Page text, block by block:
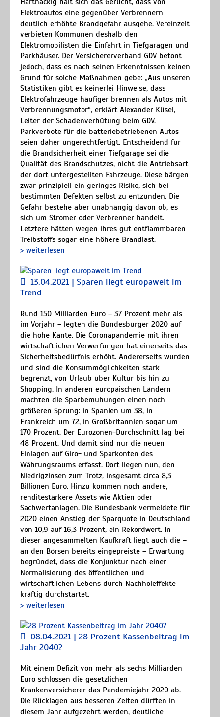
Hartnäckig hält sich das Gerücht, dass von
Elektroautos eine gegenüber Verbrennern
deutlich erhöhte Brandgefahr ausgehe. Vereinzelt
verbieten Kommunen deshalb den
Elektromobilisten die Einfahrt in Tiefgaragen und
Parkhäuser. Der Versichererverband GDV betont
jedoch, dass es nach seinen Erkenntnissen keinen
Grund für solche Maßnahmen gebe: „Aus unseren
Statistiken gibt es keinerlei Hinweise, dass
Elektrofahrzeuge häufiger brennen als Autos mit
Verbrennungsmotor“, erklärt Alexander Küsel,
Leiter der Schadenverhütung beim GDV.
Parkverbote für die batteriebetriebenen Autos
seien daher ungerechtfertigt. Entscheidend für
die Brandsicherheit einer Tiefgarage sei die
Qualität des Brandschutzes, nicht die Antriebsart
der dort untergestellten Fahrzeuge. Diese bärgen
zwar prinzipiell ein geringes Risiko, sich bei
bestimmten Defekten selbst zu entzünden. Die
Gefahr bestehe aber unabhängig davon ob, es
sich um Stromer oder Verbrenner handelt.
Letztere hätten wegen ihres gut entflammbaren
Treibstoffs sogar eine höhere Brandlast.
> weiterlesen
13.04.2021 | Sparen liegt europaweit im
Trend
Rund 150 Milliarden Euro – 37 Prozent mehr als
im Vorjahr – legten die Bundesbürger 2020 auf
die hohe Kante. Die Coronapandemie mit ihren
wirtschaftlichen Verwerfungen hat einerseits das
Sicherheitsbedürfnis erhöht. Andererseits wurden
und sind die Konsummöglichkeiten stark
begrenzt, von Urlaub über Kultur bis hin zu
Shopping. In anderen europäischen Ländern
machten die Sparbemühungen einen noch
größeren Sprung: in Spanien um 38, in
Frankreich um 72, in Großbritannien sogar um
170 Prozent. Der Eurozonen-Durchschnitt lag bei
48 Prozent. Und damit sind nur die neuen
Einlagen auf Giro- und Sparkonten des
Währungsraums erfasst. Dort liegen nun, den
Niedrigzinsen zum Trotz, insgesamt circa 8,3
Billionen Euro. Hinzu kommen noch andere,
renditestärkere Assets wie Aktien oder
Sachwertanlagen. Die Bundesbank vermeldete für
2020 einen Anstieg der Sparquote in Deutschland
von 10,9 auf 16,3 Prozent, ein Rekordwert. In
dieser angesammelten Kaufkraft liegt auch die –
an den Börsen bereits eingepreiste – Erwartung
begründet, dass die Konjunktur nach einer
Normalisierung des öffentlichen und
wirtschaftlichen Lebens durch Nachholeffekte
kräftig durchstartet.
> weiterlesen
08.04.2021 | 28 Prozent Kassenbeitrag im
Jahr 2040?
Mit einem Defizit von mehr als sechs Milliarden
Euro schlossen die gesetzlichen
Krankenversicherer das Pandemiejahr 2020 ab.
Die Rücklagen aus besseren Zeiten dürften in
diesem Jahr aufgezehrt werden, deutliche